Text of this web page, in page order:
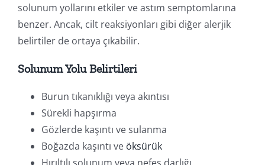
solunum yollarını etkiler ve astım semptomlarına
benzer. Ancak, cilt reaksiyonları gibi diğer alerjik
belirtiler de ortaya çıkabilir.
Solunum Yolu Belirtileri
Burun tıkanıklığı veya akıntısı
Sürekli hapşırma
Gözlerde kaşıntı ve sulanma
Boğazda kaşıntı ve öksürük